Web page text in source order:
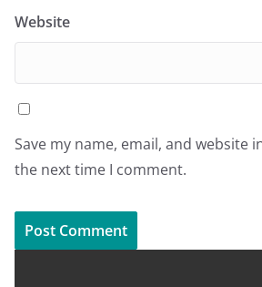
Website
Save my name, email, and website
the next time I comment.